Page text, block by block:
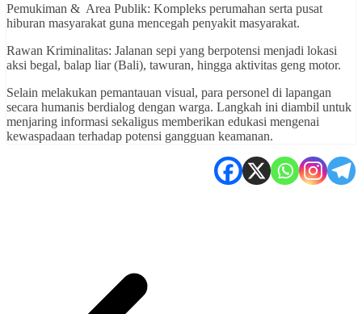
​Pemukiman & Area Publik: Kompleks perumahan serta pusat
hiburan masyarakat guna mencegah penyakit masyarakat.
​Rawan Kriminalitas: Jalanan sepi yang berpotensi menjadi lokasi
aksi begal, balap liar (Bali), tawuran, hingga aktivitas geng motor.
​Selain melakukan pemantauan visual, para personel di lapangan
secara humanis berdialog dengan warga. Langkah ini diambil untuk
menjaring informasi sekaligus memberikan edukasi mengenai
kewaspadaan terhadap potensi gangguan keamanan.